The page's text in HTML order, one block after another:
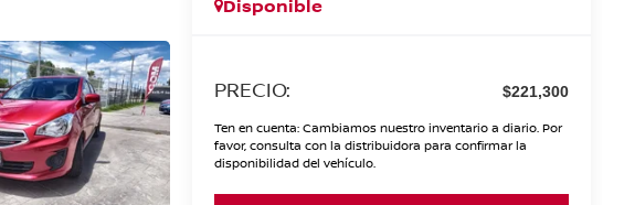
Disponible
PRECIO: $221,300
Ten en cuenta: Cambiamos nuestro inventario a diario. Por
favor, consulta con la distribuidora para confirmar la
disponibilidad del vehículo.